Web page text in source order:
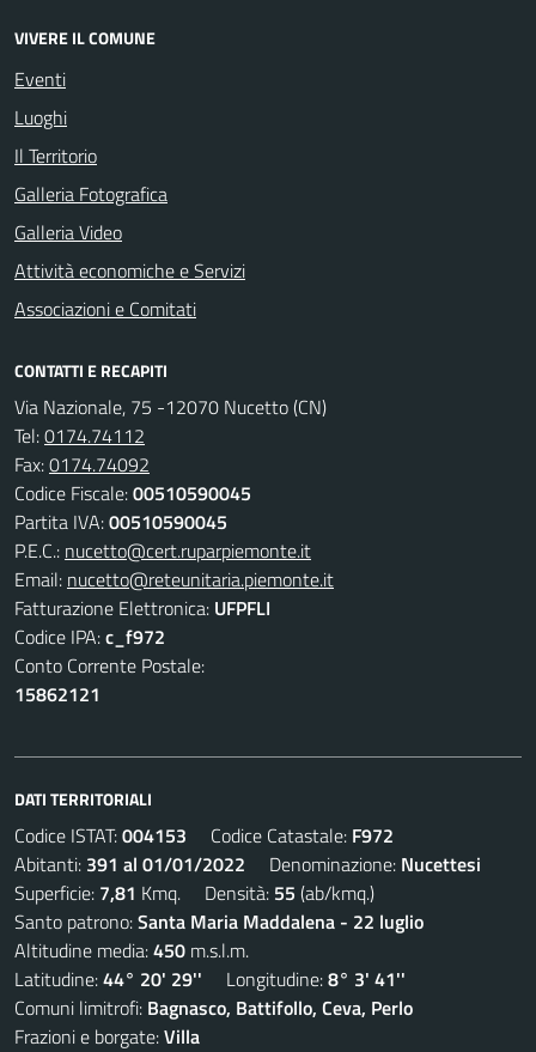
VIVERE IL COMUNE
Eventi
Luoghi
Il Territorio
Galleria Fotografica
Galleria Video
Attività economiche e Servizi
Associazioni e Comitati
CONTATTI E RECAPITI
Via Nazionale, 75 -12070 Nucetto (CN)
Tel:0174.74112
Fax:0174.74092
Codice Fiscale:00510590045
Partita IVA:00510590045
P.E.C.: nucetto@cert.ruparpiemonte.it
Email: nucetto@reteunitaria.piemonte.it
Fatturazione Elettronica: UFPFLI
Codice IPA:c_f972
Conto Corrente Postale:
15862121
DATI TERRITORIALI
Codice ISTAT:004153 Codice Catastale: F972
Abitanti: 391 al 01/01/2022 Denominazione: Nucettesi
Superficie: 7,81 Kmq. Densità: 55 (ab/kmq.)
Santo patrono:Santa Maria Maddalena - 22 luglio
Altitudine media:450 m.s.l.m.
Latitudine:44° 20' 29'' Longitudine:8° 3' 41''
Comuni limitrofi: Bagnasco, Battifollo, Ceva, Perlo
Frazioni e borgate:Villa